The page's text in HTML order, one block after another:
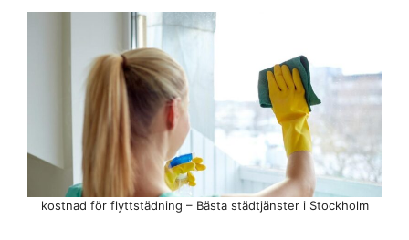
kostnad för flyttstädning – Bästa städtjänster i Stockholm